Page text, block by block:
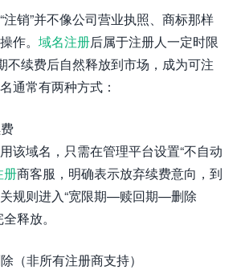
注销”并不像公司营业执照、商标那样
作。 域名注册后属于注册人一定时限
不续费后自然释放到市场，成为可注
通常有两种方式：
该域名，只需在管理平台设置“不自动
册商客服，明确表示放弃续费意向，到
规则进入“宽限期—赎回期—删除
释放。
（非所有注册商支持）